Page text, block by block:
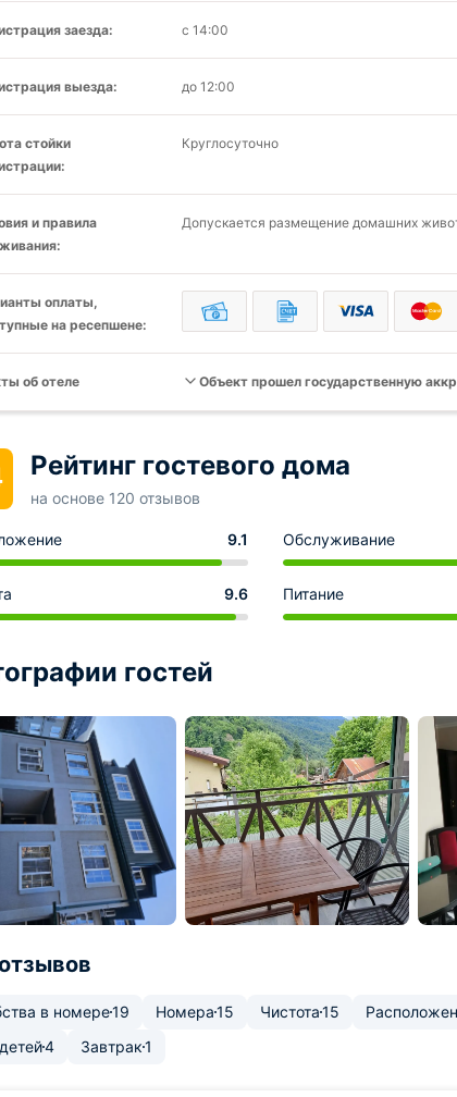
заезда: с 14:00
выезда: до 12:00
стойки
Круглосуточно
и правила
Допускается размещение домашних
оплаты,
на ресепшене:
об отеле Объект прошел государственную
Рейтинг гостевого дома
на основе 120 отзывов
9.1 Обслуживание
9.6 Питание
гостей
в номере19 Номера15 Чистота15
4 Завтрак1